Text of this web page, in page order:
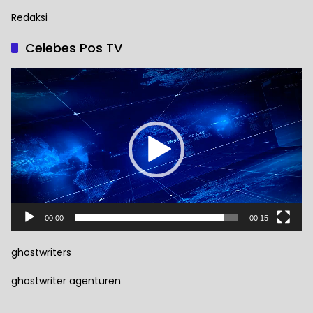
Redaksi
Celebes Pos TV
Pemutar
Video
00:00 00:15
ghostwriters
ghostwriter agenturen